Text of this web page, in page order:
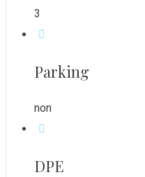
3
Parking
non
DPE